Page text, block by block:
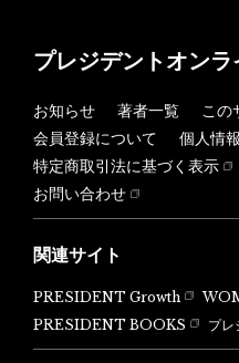
プレジデントオン
お知らせ 著者一覧
この
会員登録について
個人情
特定商取引法に基づく表示
お問い合わせ
関連サイト
PRESIDENT Growth
PRESIDENT BOOKS
プ